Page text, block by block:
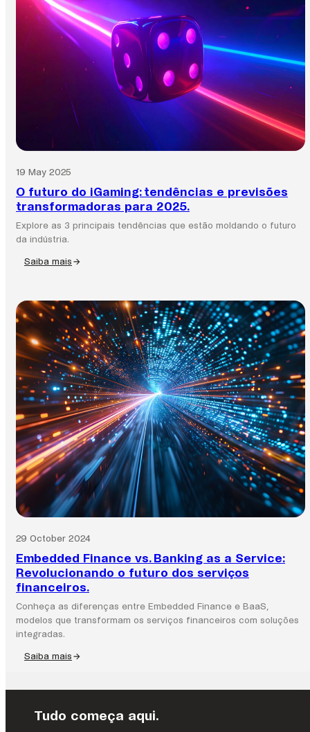
do
iGaming
no
pagamento
inteligentes
19 May 2025
O futuro do iGaming: tendências e previsões
transformadoras para 2025.
Explore as 3 principais tendências que estão moldando o futuro
da indústria.
Saiba mais
:
do
iGaming:
tendências
e
previsões
transformadoras
para
2025.
29 October 2024
Embedded Finance vs. Banking as a Service:
Revolucionando o futuro dos serviços
financeiros.
Conheça as diferenças entre Embedded Finance e BaaS,
modelos que transformam os serviços financeiros com soluções
integradas.
Saiba mais
:
Finance
Banking
Tudo começa aqui.